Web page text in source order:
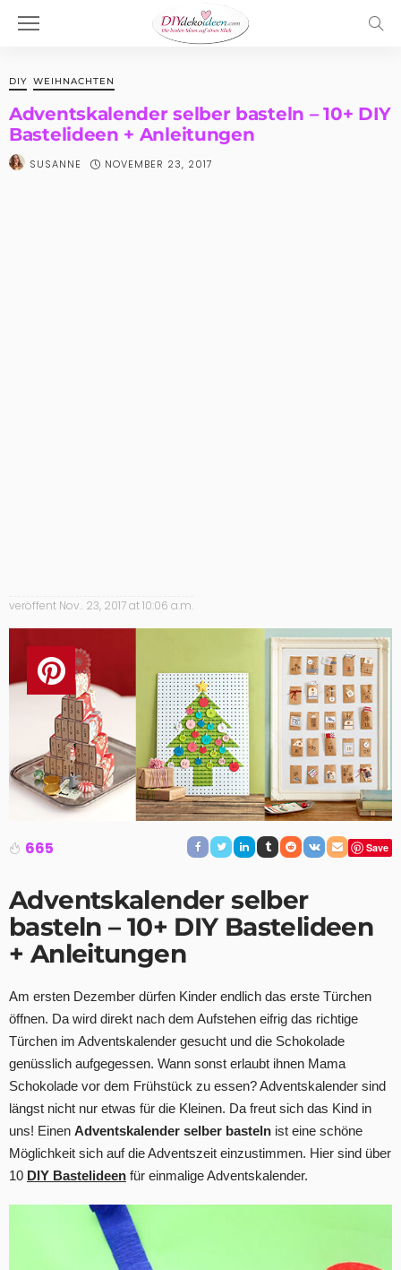
DIY WEIHNACHTEN
Adventskalender selber basteln – 10+ DIY
Bastelideen + Anleitungen
SUSANNE NOVEMBER 23, 2017
veröffent Nov.. 23, 2017 at 10:06 a.m.
665 Save
Adventskalender selber
basteln – 10+ DIY Bastelideen
+ Anleitungen
Am ersten Dezember dürfen Kinder endlich das erste Türchen
öffnen. Da wird direkt nach dem Aufstehen eifrig das richtige
Türchen im Adventskalender gesucht und die Schokolade
genüsslich aufgegessen. Wann sonst erlaubt ihnen Mama
Schokolade vor dem Frühstück zu essen? Adventskalender sind
längst nicht nur etwas für die Kleinen. Da freut sich das Kind in
uns! Einen Adventskalender selber basteln ist eine schöne
Möglichkeit sich auf die Adventszeit einzustimmen. Hier sind über
10 DIY Bastelideen für einmalige Adventskalender.